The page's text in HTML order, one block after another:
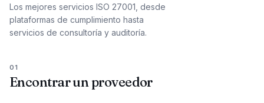
Los mejores servicios ISO 27001, desde
plataformas de cumplimiento hasta
servicios de consultoría y auditoría.
01
Encontrar un proveedor